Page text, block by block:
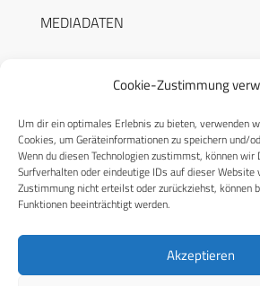
Cookie-Zustimmung
Um dir ein optimales Erlebnis zu bieten, verwenden
Cookies, um Geräteinformationen zu speichern und/
Wenn du diesen Technologien zustimmst, können wir
Surfverhalten oder eindeutige IDs auf dieser Website
Zustimmung nicht erteilst oder zurückziehst, können
Funktionen beeinträchtigt werden.
Akzeptieren
MEDIADATEN
RECHTLICHES
Datenschutzerklärung
Cookie-Richtlinie (EU)